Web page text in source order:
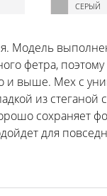
СЕРЫЙ
Модель
фетра,
выше. Мех с
из
сохраняет
для